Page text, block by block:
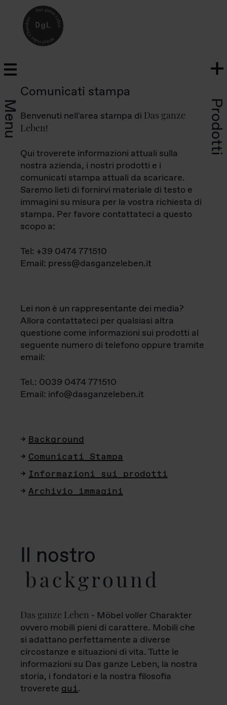
Menu Prodotti
Comunicati stampa
Benvenuti nell'area stampa di Das ganze
Leben!
Qui troverete informazioni attuali sulla
nostra azienda, i nostri prodotti e i
comunicati stampa attuali da scaricare.
Saremo lieti di fornirvi materiale di testo e
immagini su misura per la vostra richiesta di
stampa. Per favore contattateci a questo
scopo a:
Tel: +39 0474 771510
Email: press@dasganzeleben.it
Lei non è un rappresentante dei media?
Allora contattateci per qualsiasi altra
questione come informazioni sui prodotti al
seguente numero di telefono oppure tramite
email:
Tel.: 0039 0474 771510
Email: info@dasganzeleben.it
Background
Comunicati Stampa
Informazioni sui prodotti
Archivio immagini
Il nostro
background
Das ganze Leben - Möbel voller Charakter
ovvero mobili pieni di carattere. Mobili che
si adattano perfettamente a diverse
circostanze e situazioni di vita. Tutte le
informazioni su Das ganze Leben, la nostra
storia, i fondatori e la nostra filosofia
troverete qui.